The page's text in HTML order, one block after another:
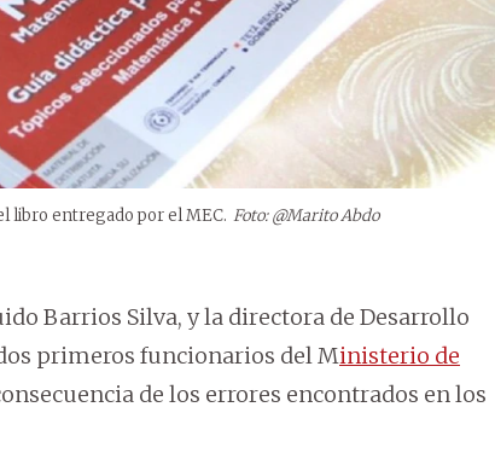
libro entregado por el MEC. Foto: @Marito Abdo
Barrios Silva, y la directora de Desarrollo
primeros funcionarios del Ministerio de
de los errores encontrados en los